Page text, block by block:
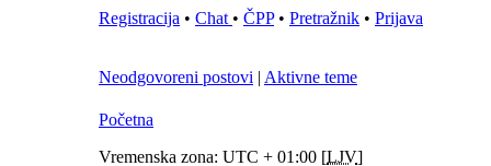
Registracija • Chat • ČPP• Pretražnik • Prijava
Neodgovoreni postovi | Aktivne teme
Početna
Vremenska zona: UTC + 01:00 [LJV]